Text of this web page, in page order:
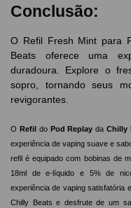
Conclusão:
O Refil Fresh Mint para
Beats oferece uma
duradoura. Explore o
sopro, tornando seus
revigorantes.
O Refil doPod Replay daChilly
experiência de vaping suave e
refil é equipado com bobinas de
18ml de e-líquido e 5% de
experiência de vaping satisfatória
Chilly Beats e desfrute de um